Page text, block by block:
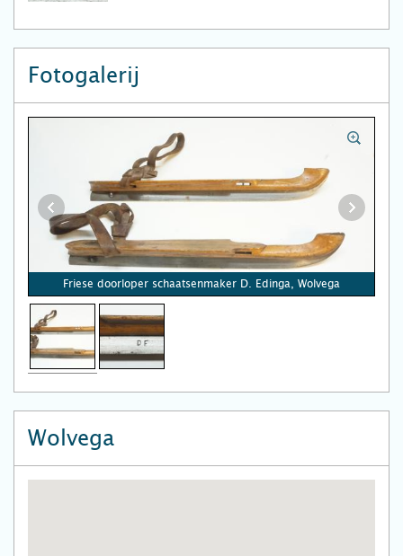
Fotogalerij
Friese doorloper schaatsenmaker D. Edinga, Wolvega
Wolvega